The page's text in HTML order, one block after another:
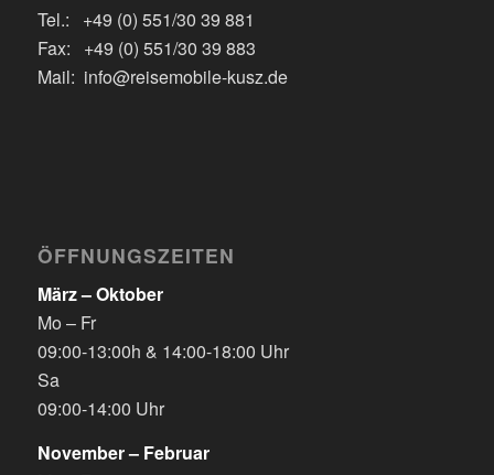
Tel.: +49 (0) 551/30 39 881
Fax: +49 (0) 551/30 39 883
Mail: info@reisemobile-kusz.de
ÖFFNUNGSZEITEN
März – Oktober
Mo – Fr
09:00-13:00h & 14:00-18:00 Uhr
Sa
09:00-14:00 Uhr
November – Februar